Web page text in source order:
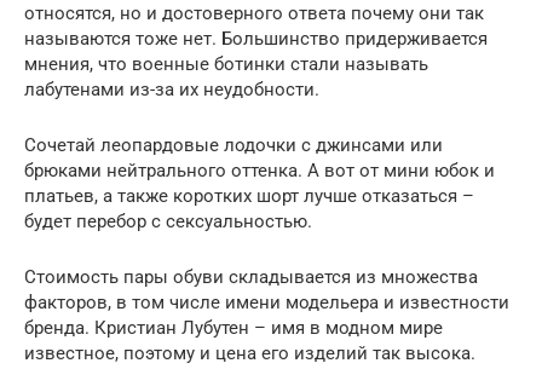
относятся, но и достоверного ответа почему они так
называются тоже нет. Большинство придерживается
мнения, что военные ботинки стали называть
лабутенами из-за их неудобности.
Сочетай леопардовые лодочки с джинсами или
брюками нейтрального оттенка. А вот от мини юбок и
платьев, а также коротких шорт лучше отказаться –
будет перебор с сексуальностью.
Стоимость пары обуви складывается из множества
факторов, в том числе имени модельера и известности
бренда. Кристиан Лубутен – имя в модном мире
известное, поэтому и цена его изделий так высока.